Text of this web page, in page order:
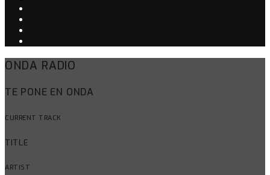
ONDA RADIO
TE PONE EN ONDA
CURRENT TRACK
TITLE
ARTIST